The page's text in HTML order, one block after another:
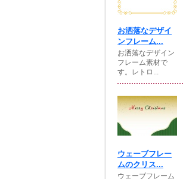
お洒落なデザイ
ンフレーム...
お洒落なデザイン
フレーム素材で
す。レトロ...
ウェーブフレー
ムのクリス...
ウェーブフレーム